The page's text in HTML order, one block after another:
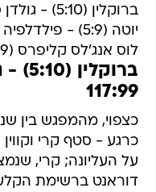
ברוקלין (5:10) - גולדן סטייט (2:12) 117:99
יוטה (5:9) - פילדלפיה (8:8) 85:120
לוס אנג'לס קליפרס (5:9) - סן אנטוניו (5:9) 92:106
117:99
כרגע - סטף קרי
על העליונה; קרי,
דוראנט ברשימת